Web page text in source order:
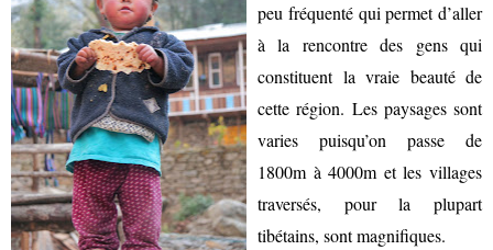
peu fréquenté qui permet d’aller
à la rencontre des gens qui
constituent la vraie beauté de
cette région. Les paysages sont
varies puisqu’on passe de
1800m à 4000m et les villages
traversés, pour la plupart
tibétains, sont magnifiques.